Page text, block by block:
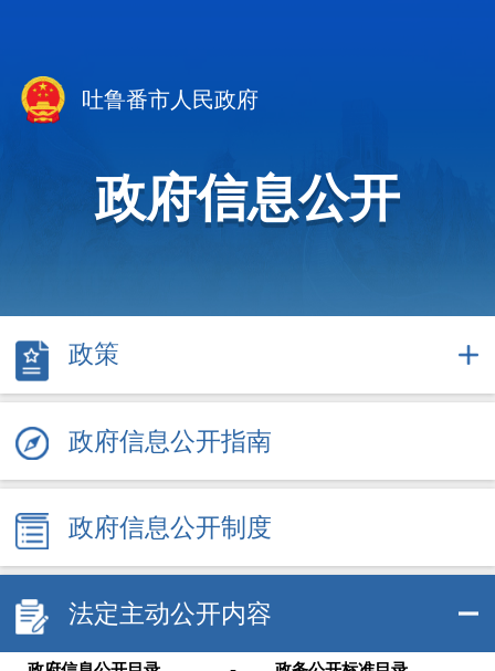
吐鲁番市人民政府
政府信息公开
政策
政府信息公开指南
政府信息公开制度
法定主动公开内容